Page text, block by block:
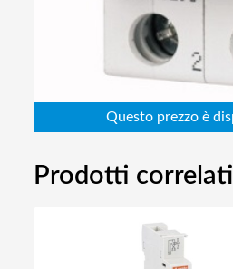
Informatica
Prodotti correlati